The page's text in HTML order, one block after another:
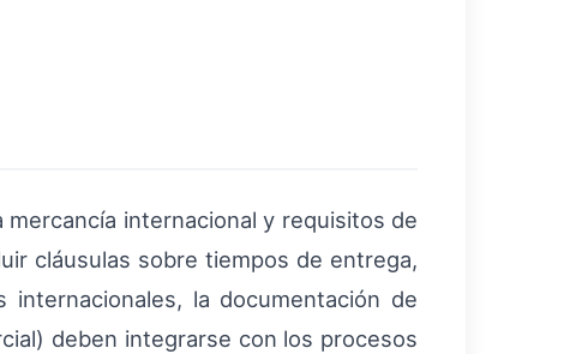
internacional y requisitos de
cláusulas sobre tiempos de entrega,
la documentación de
deben integrarse con los procesos